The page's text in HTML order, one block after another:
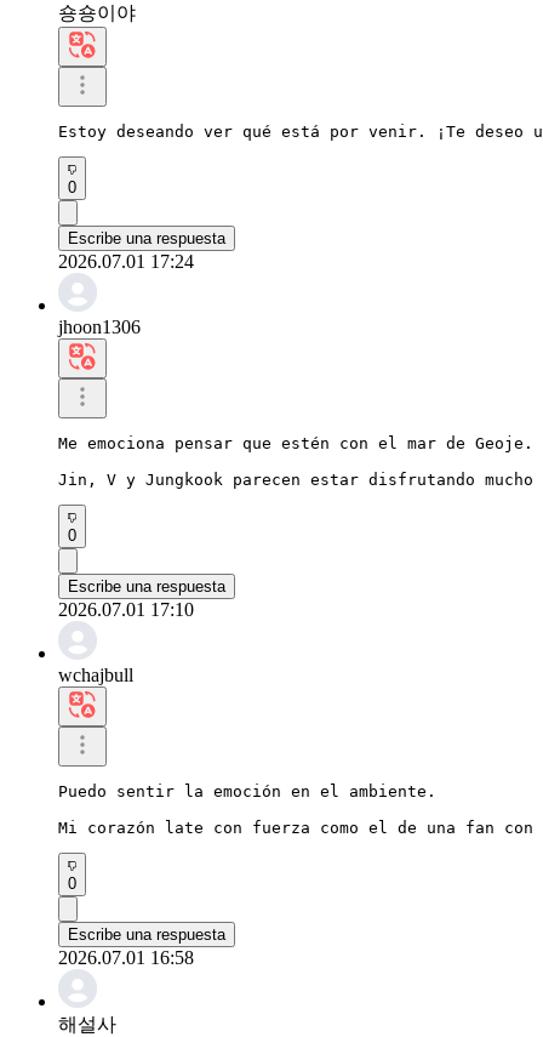
숑숑이야
Estoy deseando ver qué está por venir. ¡Te
0
Escribe una respuesta
2026.07.01 17:24
jhoon1306
Me emociona pensar que estén con el mar de Geoje.
Jin, V y Jungkook parecen estar disfrutando mucho
0
Escribe una respuesta
2026.07.01 17:10
wchajbull
Puedo sentir la emoción en el ambiente.
Mi corazón late con fuerza como el de una fan
0
Escribe una respuesta
2026.07.01 16:58
해설사